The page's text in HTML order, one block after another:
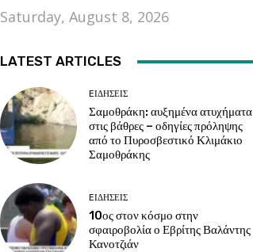
Saturday, August 8, 2026
LATEST ARTICLES
EΙΔΗΣΕΙΣ
Σαμοθράκη: αυξημένα ατυχήματα
στις βάθρες – οδηγίες πρόληψης
από το Πυροσβεστικό Κλιμάκιο
Σαμοθράκης
EΙΔΗΣΕΙΣ
10ος στον κόσμο στην
σφαιροβολία ο Εβρίτης Βαλάντης
Κανοτζιάν